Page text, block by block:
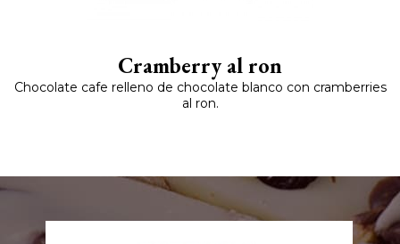
Cramberry al ron
Chocolate cafe relleno de chocolate blanco con cramberries
al ron.